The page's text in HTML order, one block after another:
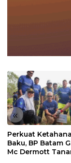
«
Perkuat
Baku, BP Batam
Mc Dermott